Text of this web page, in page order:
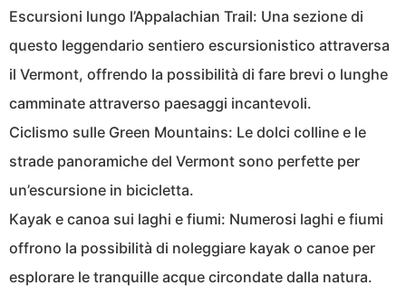
Escursioni lungo l’Appalachian Trail: Una sezione di
questo leggendario sentiero escursionistico attraversa
il Vermont, offrendo la possibilità di fare brevi o lunghe
camminate attraverso paesaggi incantevoli.
Ciclismo sulle Green Mountains: Le dolci colline e le
strade panoramiche del Vermont sono perfette per
un’escursione in bicicletta.
Kayak e canoa sui laghi e fiumi: Numerosi laghi e fiumi
offrono la possibilità di noleggiare kayak o canoe per
esplorare le tranquille acque circondate dalla natura.